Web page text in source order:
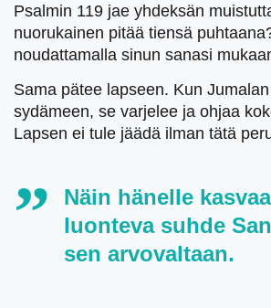
Psalmin 119 jae yhdeksän
nuorukainen pitää tiensä
noudattamalla sinun sanasi
Sama pätee lapseen. Kun
sydämeen, se varjelee ja ohjaa
Lapsen ei tule jäädä ilman tätä
Näin hänelle kasvaa
luonteva suhde
sen arvovaltaan.